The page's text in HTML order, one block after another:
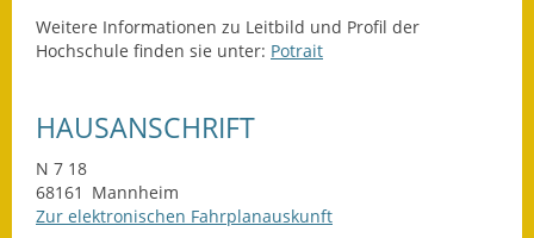
Ortsrecht
Was erledige ich wo?
Weitere Informationen zu Leitbild und Profil der
Hochschule finden sie unter: Potrait
HAUSANSCHRIFT
N 7 18
68161 Mannheim
Zur elektronischen Fahrplanauskunft